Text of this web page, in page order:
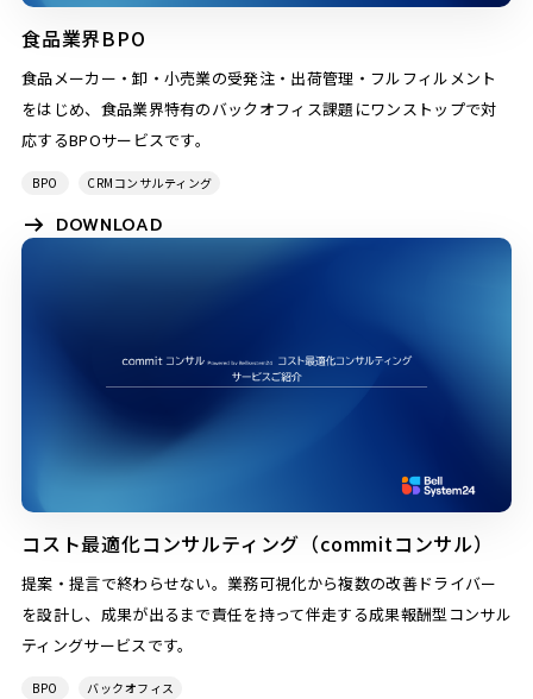
食品業界BPO
食品メーカー・卸・小売業の受発注・出荷管理・フルフィルメント
をはじめ、食品業界特有のバックオフィス課題にワンストップで対
応するBPOサービスです。
BPO CRMコンサルティング
DOWNLOAD
コスト最適化コンサルティング（commitコンサル）
提案・提言で終わらせない。業務可視化から複数の改善ドライバー
を設計し、成果が出るまで責任を持って伴走する成果報酬型コンサル
ティングサービスです。
BPO バックオフィス